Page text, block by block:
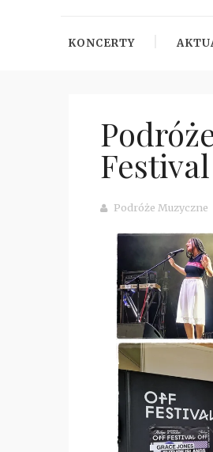
KONCERTY
Podróże Muzyczne